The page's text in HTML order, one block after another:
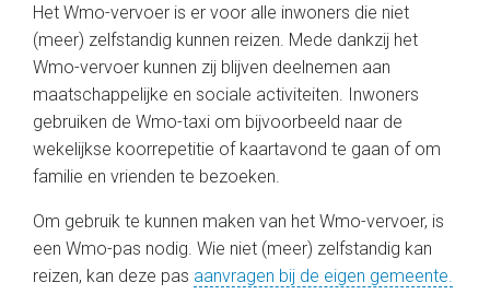
Het Wmo-vervoer is er voor alle inwoners die niet
(meer) zelfstandig kunnen reizen. Mede dankzij het
Wmo-vervoer kunnen zij blijven deelnemen aan
maatschappelijke en sociale activiteiten. Inwoners
gebruiken de Wmo-taxi om bijvoorbeeld naar de
wekelijkse koorrepetitie of kaartavond te gaan of om
familie en vrienden te bezoeken.
Om gebruik te kunnen maken van het Wmo-vervoer, is
een Wmo-pas nodig. Wie niet (meer) zelfstandig kan
reizen, kan deze pas aanvragen bij de eigen gemeente.